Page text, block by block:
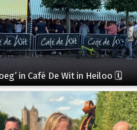
in Café De Wit in Heiloo 🗓